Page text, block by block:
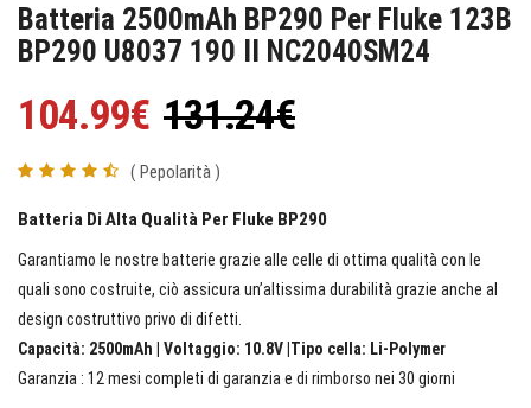
Batteria 2500mAh BP290 Per Fluke 123B
BP290 U8037 190 II NC2040SM24
104.99€ 131.24€
( Pepolarità )
Batteria Di Alta Qualità Per Fluke BP290
Garantiamo le nostre batterie grazie alle celle di ottima qualità con le
quali sono costruite, ciò assicura un’altissima durabilità grazie anche al
design costruttivo privo di difetti.
Capacità: 2500mAh | Voltaggio: 10.8V |Tipo cella: Li-Polymer
Garanzia : 12 mesi completi di garanzia e di rimborso nei 30 giorni